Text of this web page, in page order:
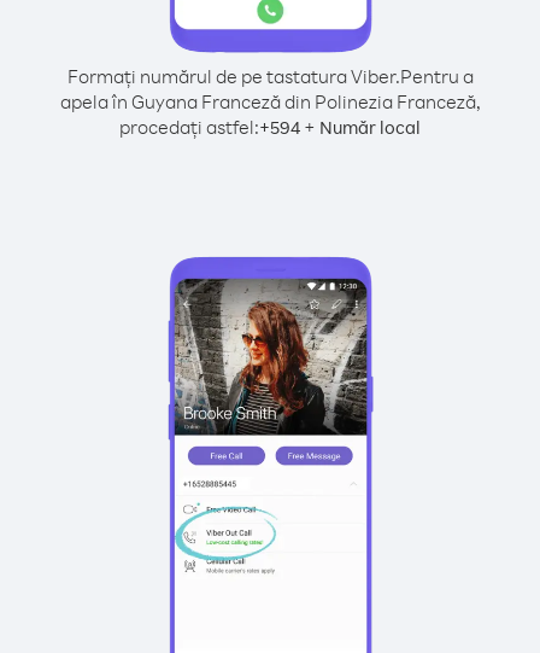
Formați numărul de pe tastatura Viber.Pentru a
apela în Guyana Franceză din Polinezia Franceză,
procedați astfel:+594 + Număr local